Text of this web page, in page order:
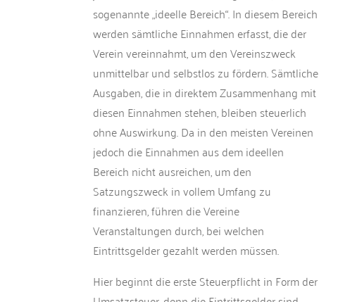
sogenannte „ideelle Bereich“. In diesem Bereich
werden sämtliche Einnahmen erfasst, die der
Verein vereinnahmt, um den Vereinszweck
unmittelbar und selbstlos zu fördern. Sämtliche
Ausgaben, die in direktem Zusammenhang mit
diesen Einnahmen stehen, bleiben steuerlich
ohne Auswirkung. Da in den meisten Vereinen
jedoch die Einnahmen aus dem ideellen
Bereich nicht ausreichen, um den
Satzungszweck in vollem Umfang zu
finanzieren, führen die Vereine
Veranstaltungen durch, bei welchen
Eintrittsgelder gezahlt werden müssen.
Hier beginnt die erste Steuerpflicht in Form der